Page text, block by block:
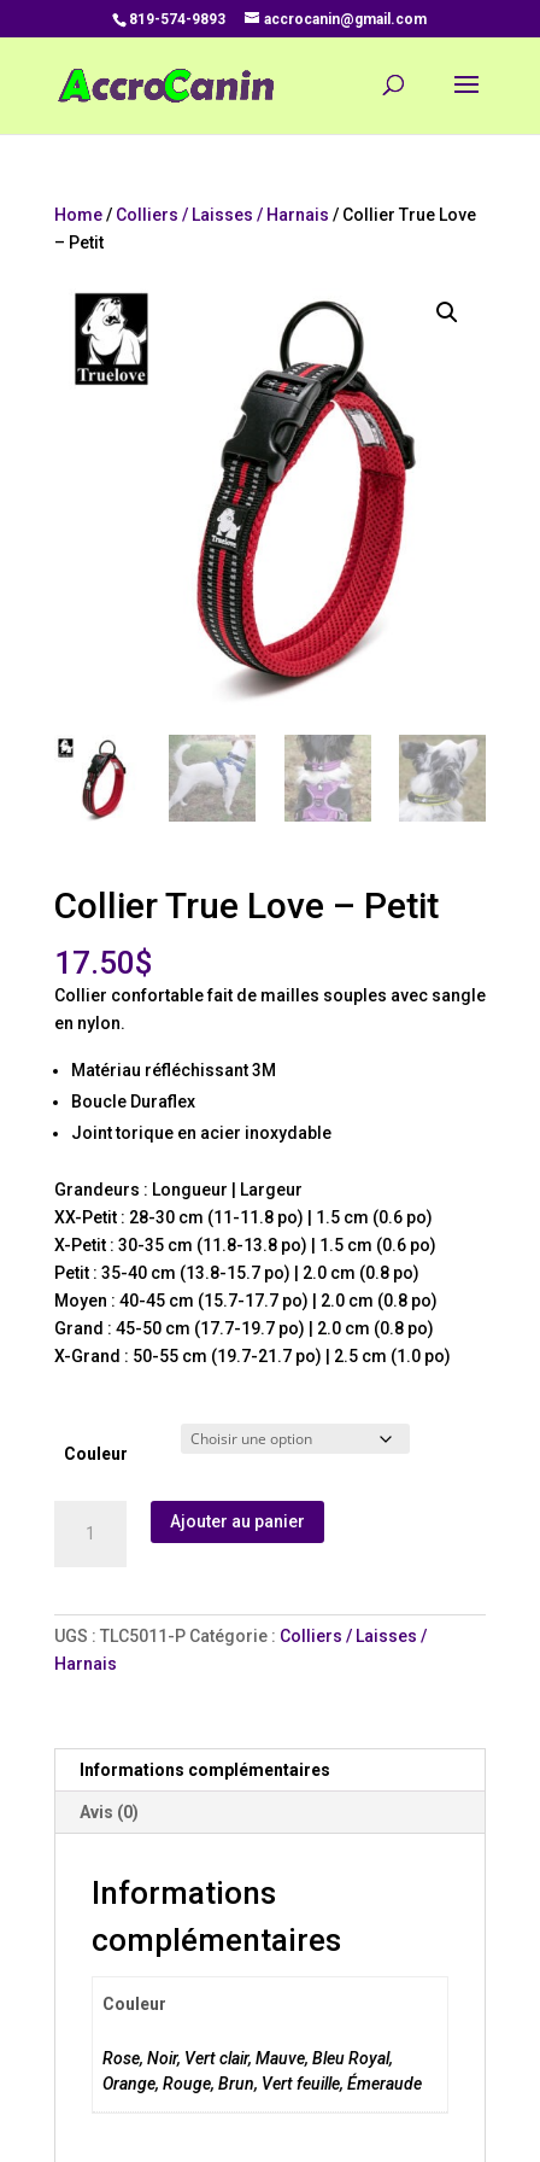
819-574-9893 accrocanin@gmail.com
Home/ Colliers / Laisses / Harnais / Collier True Love
– Petit
Collier True Love – Petit
17.50$
Collier confortable fait de mailles souples avec sangle
en nylon.
Matériau réfléchissant 3M
Boucle Duraflex
Joint torique en acier inoxydable
Grandeurs : Longueur | Largeur
XX-Petit : 28-30 cm (11-11.8 po) | 1.5 cm (0.6 po)
X-Petit : 30-35 cm (11.8-13.8 po) | 1.5 cm (0.6 po)
Petit : 35-40 cm (13.8-15.7 po) | 2.0 cm (0.8 po)
Moyen : 40-45 cm (15.7-17.7 po) | 2.0 cm (0.8 po)
Grand : 45-50 cm (17.7-19.7 po) | 2.0 cm (0.8 po)
X-Grand : 50-55 cm (19.7-21.7 po) | 2.5 cm (1.0 po)
Couleur
Ajouter au panier
UGS : TLC5011-P Catégorie : Colliers / Laisses /
Harnais
Informations complémentaires
Avis (0)
Informations
complémentaires
Couleur
Rose, Noir, Vert clair, Mauve, Bleu Royal,
Orange, Rouge, Brun, Vert feuille, Émeraude